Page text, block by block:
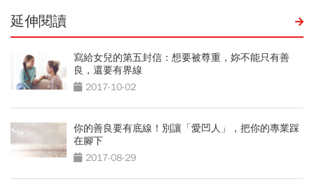
延伸閱讀
寫給女兒的第五封信：想要被尊重，妳不能只有善
良，還要有界線
2017-10-02
你的善良要有底線！別讓「愛凹人」，把你的專業踩
在腳下
2017-08-29